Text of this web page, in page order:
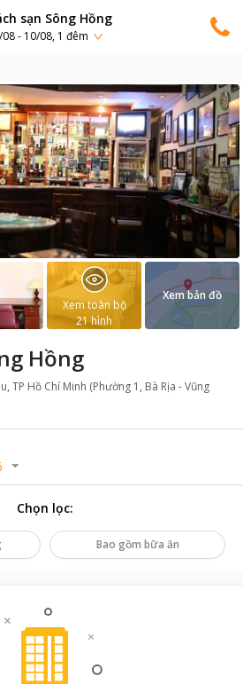
sạn Sông Hồng
08 - 10/08, 1 đêm
Hồng
TP Hồ Chí Minh (Phường 1, Bà Rịa - Vũng
Xem toàn bộ
21hình
Xem bản đồ
Chọn lọc:
Bao gồm bữa ăn